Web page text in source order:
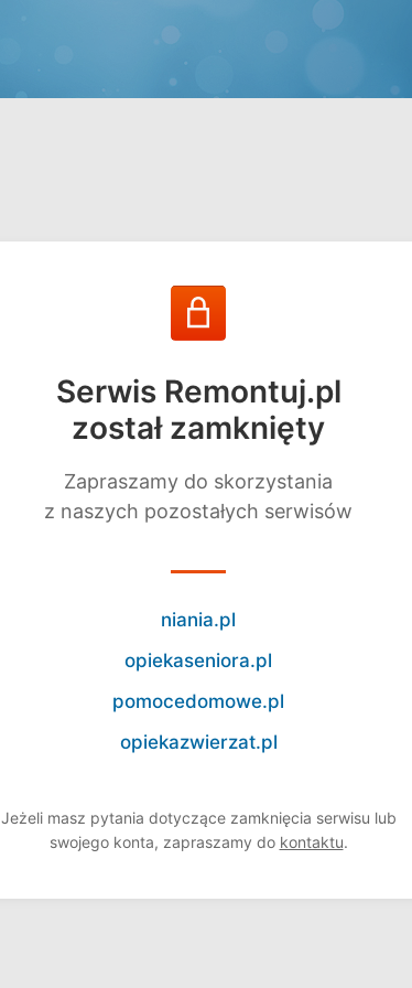
Serwis Remontuj.pl
został zamknięty
Zapraszamy do skorzystania
z naszych pozostałych serwisów
niania.pl
opiekaseniora.pl
pomocedomowe.pl
opiekazwierzat.pl
Jeżeli masz pytania dotyczące zamknięcia serwisu lub
swojego konta, zapraszamy do kontaktu.